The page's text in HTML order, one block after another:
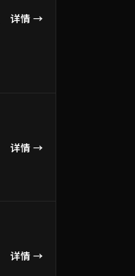
详情 →
详情 →
详情 →